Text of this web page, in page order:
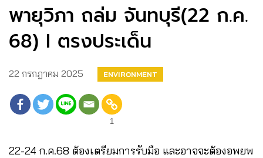
พายุวิภา ถล่ม จันทบุรี(22 ก.ค.
68) I ตรงประเด็น
22 กรกฎาคม 2025 ENVIRONMENT
1
22-24 ก.ค.68 ต้องเตรียมการรับมือ และอาจจะต้องอพยพ